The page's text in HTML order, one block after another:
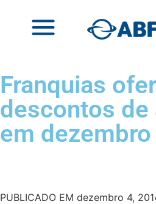
Franquias
descontos de
em dezembro
PUBLICADO EM dezembro 4,